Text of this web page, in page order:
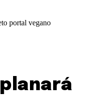
portal vegano